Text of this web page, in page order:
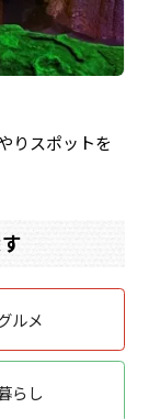
りスポットを
ルメ
らし